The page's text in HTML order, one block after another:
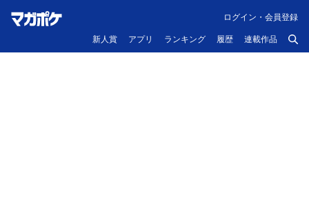
新人賞 アプリ ランキング 履歴 連載作品
ログイン・会員登録